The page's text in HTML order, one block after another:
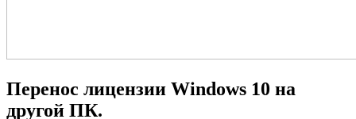
Перенос лицензии Windows 10 на
другой ПК.